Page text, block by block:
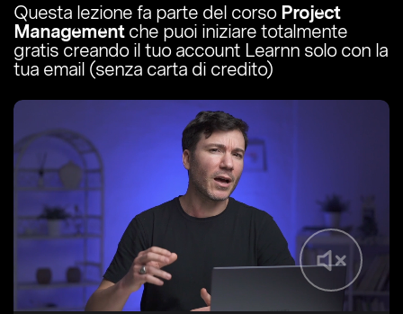
Questa lezione fa parte del corso Project
Managementche puoi iniziare totalmente
gratis creando il tuo account Learnn solo con la
tua email (senza carta di credito)